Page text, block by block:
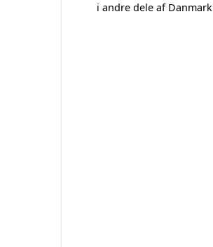
i andre dele af Danmark